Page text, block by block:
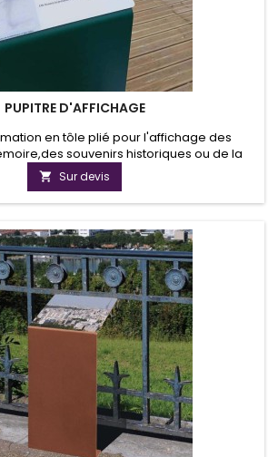
PUPITRE D'AFFICHAGE
en tôle plié pour l'affichage des
souvenirs historiques ou de la
en valeurs des cultures locales.
 Sur devis